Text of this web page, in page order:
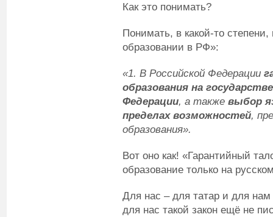
Как это понимать?
Понимать, в какой-то
образовании в РФ»:
«1. В Российской Федерации
образования на
Федерации, а также выбор
пределах возможностей,
образования».
Вот оно как! «Гарантийный
образование только на
Для нас – для татар и для
для нас такой закон ещё не